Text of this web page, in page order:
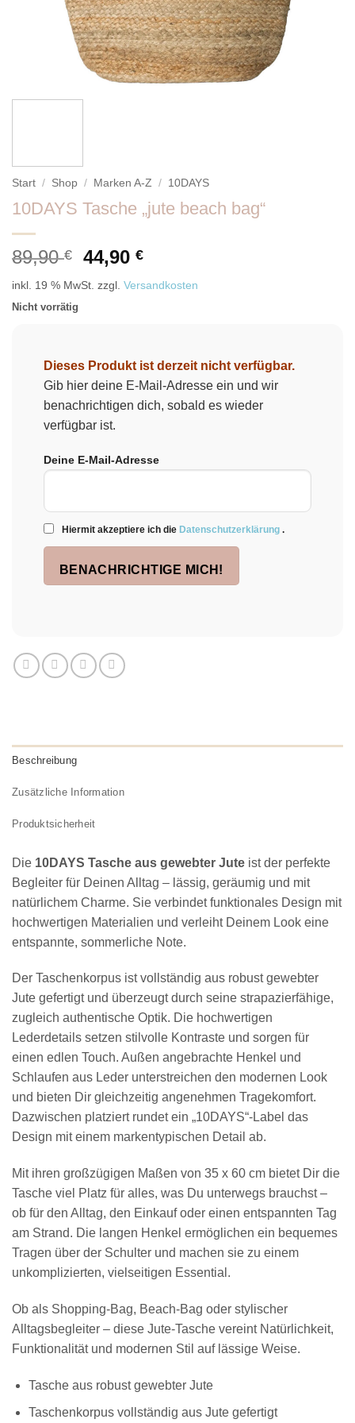
Start / Shop / Marken A-Z / 10DAYS
10DAYS Tasche „jute beach bag“
89,90€
Ursprünglicher
war:
44,90€Aktueller
ist:
inkl. 19 % MwSt. zzgl. Versandkosten
Nicht vorrätig
Dieses Produkt ist derzeit nicht verfügbar.
Gib hier deine E-Mail-Adresse ein und wir
benachrichtigen dich, sobald es wieder
verfügbar ist.
Deine E-Mail-Adresse
Hiermit akzeptiere ich die Datenschutzerklärung .
Beschreibung
Zusätzliche Information
Produktsicherheit
Die 10DAYS Tasche aus gewebter Jute ist der perfekte
Begleiter für Deinen Alltag – lässig, geräumig und mit
natürlichem Charme. Sie verbindet funktionales Design mit
hochwertigen Materialien und verleiht Deinem Look eine
entspannte, sommerliche Note.
Der Taschenkorpus ist vollständig aus robust gewebter
Jute gefertigt und überzeugt durch seine strapazierfähige,
zugleich authentische Optik. Die hochwertigen
Lederdetails setzen stilvolle Kontraste und sorgen für
einen edlen Touch. Außen angebrachte Henkel und
Schlaufen aus Leder unterstreichen den modernen Look
und bieten Dir gleichzeitig angenehmen Tragekomfort.
Dazwischen platziert rundet ein „10DAYS“-Label das
Design mit einem markentypischen Detail ab.
Mit ihren großzügigen Maßen von 35 x 60 cm bietet Dir die
Tasche viel Platz für alles, was Du unterwegs brauchst –
ob für den Alltag, den Einkauf oder einen entspannten Tag
am Strand. Die langen Henkel ermöglichen ein bequemes
Tragen über der Schulter und machen sie zu einem
unkomplizierten, vielseitigen Essential.
Ob als Shopping-Bag, Beach-Bag oder stylischer
Alltagsbegleiter – diese Jute-Tasche vereint Natürlichkeit,
Funktionalität und modernen Stil auf lässige Weise.
Tasche aus robust gewebter Jute
Taschenkorpus vollständig aus Jute gefertigt